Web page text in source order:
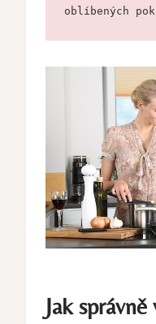
oblíbených
Jak